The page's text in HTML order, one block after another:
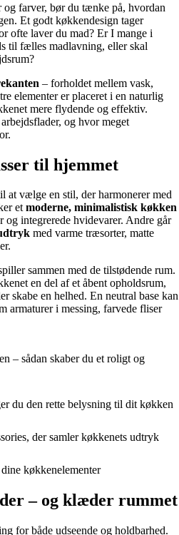
farver, bør du tænke på, hvordan
Et godt køkkendesign tager
ofte laver du mad? Er I mange i
til fælles madlavning, eller skal
– forholdet mellem vask,
elementer er placeret i en naturlig
mere flydende og effektiv.
og hvor meget
til hjemmet
at vælge en stil, der harmonerer med
etmoderne, minimalistisk køkken
og integrerede hvidevarer. Andre går
med varme træsorter, matte
sammen med de tilstødende rum.
en del af et åbent opholdsrum,
skabe en helhed. En neutral base kan
armaturer i messing, farvede fliser
– sådan skaber du et roligt og
du den rette belysning til dit køkken
der samler køkkenets udtryk
køkkenelementer
– og klæder rummet
for både udseende og holdbarhed.